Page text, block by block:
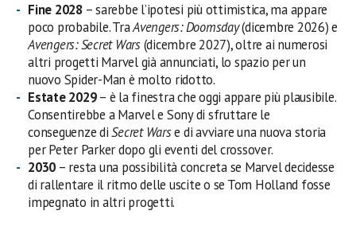
Fine 2028– sarebbe l’ipotesi più ottimistica, ma appare
poco probabile. TraAvengers: Doomsday(dicembre 2026) e
Avengers: Secret Wars(dicembre 2027), oltre ai numerosi
altri progetti Marvel già annunciati, lo spazio per un
nuovo Spider-Man è molto ridotto.
Estate 2029– è la finestra che oggi appare più plausibile.
Consentirebbe a Marvel e Sony di sfruttare le
conseguenze diSecret Warse di avviare una nuova storia
per Peter Parker dopo gli eventi del crossover.
2030 – resta una possibilità concreta se Marvel decidesse
di rallentare il ritmo delle uscite o se Tom Holland fosse
impegnato in altri progetti.